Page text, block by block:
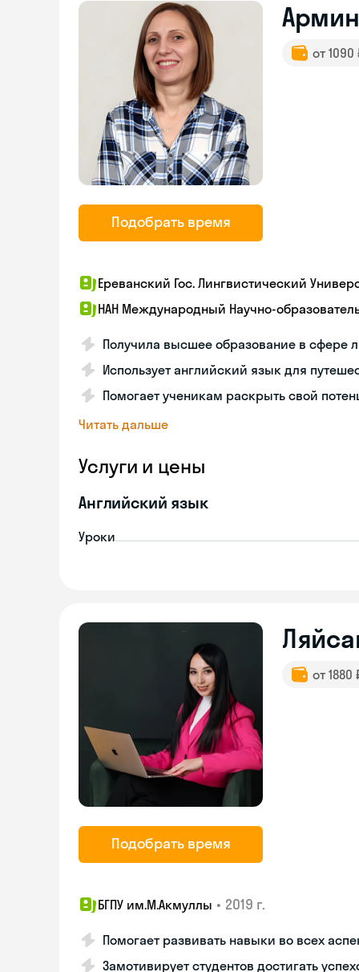
Подобрать время
от
Ереванский Гос. Лингвистический
НАН Международный Научно-
Получила высшее образование в сфере
Использует английский язык для
Помогает ученикам раскрыть свой
Читать дальше
Услуги и цены
Английский язык
Уроки
Подобрать время
от
БГПУ им.М.Акмуллы • 2019 г.
Помогает развивать навыки во всех
Замотивирует студентов достигать